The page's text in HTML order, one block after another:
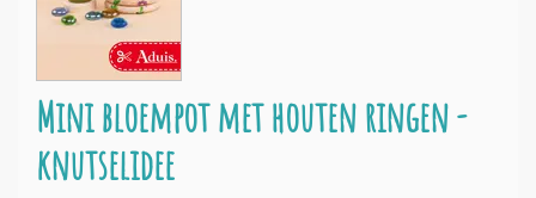
Mini bloempot met houten ringen -
knutselidee